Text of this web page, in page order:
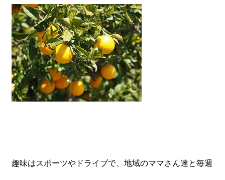
趣味はスポーツやドライブで、地域のママさん達と毎週